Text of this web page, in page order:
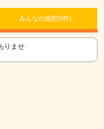
みんなの感想(0件)
りませ